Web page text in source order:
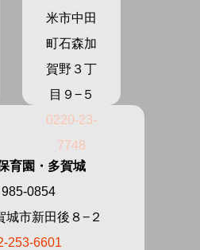
米市中田
町石森加
賀野３丁
目９−５
0220-23-
7748
育園・多賀城
985-0854
城市新田後８−２
253-6601